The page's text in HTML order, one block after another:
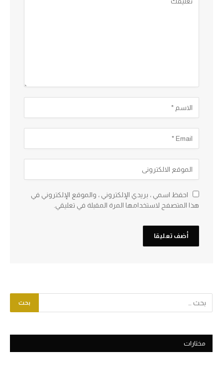
احفظ اسمي ، بريدي الإلكتروني ، والموقع الإلكتروني في
هذا المتصفح لاستخدامها المرة المقبلة في تعليقي.
مختارات